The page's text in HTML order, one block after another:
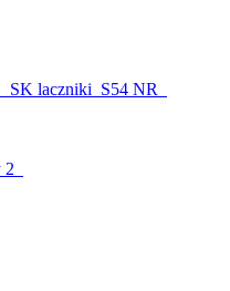
laczniki_S54 NR
2